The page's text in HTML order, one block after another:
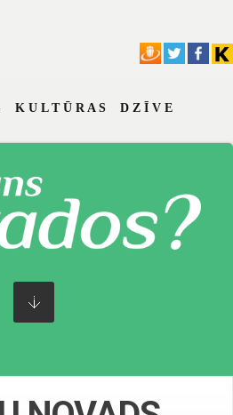
U L T Ū R A S D Z Ī V E